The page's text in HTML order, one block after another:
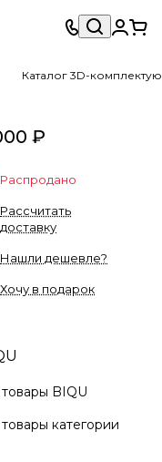
Каталог 3D-
₽
Распродано
Рассчитать
доставку
Нашли дешевле?
Хочу в подарок
BIQU
категории